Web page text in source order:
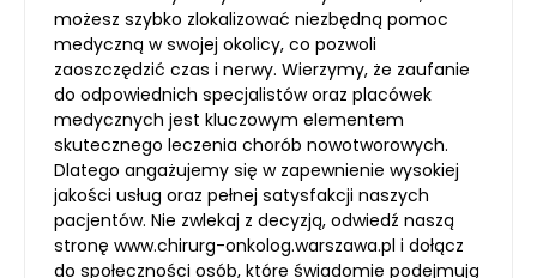
możesz szybko zlokalizować niezbędną pomoc
medyczną w swojej okolicy, co pozwoli
zaoszczędzić czas i nerwy. Wierzymy, że zaufanie
do odpowiednich specjalistów oraz placówek
medycznych jest kluczowym elementem
skutecznego leczenia chorób nowotworowych.
Dlatego angażujemy się w zapewnienie wysokiej
jakości usług oraz pełnej satysfakcji naszych
pacjentów. Nie zwlekaj z decyzją, odwiedź naszą
stronę www.chirurg-onkolog.warszawa.pl i dołącz
do społeczności osób, które świadomie podejmują